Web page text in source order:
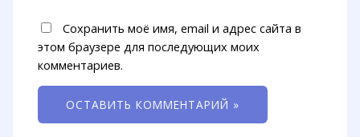
Сохранить моё имя, email и адрес сайта в
этом браузере для последующих моих
комментариев.